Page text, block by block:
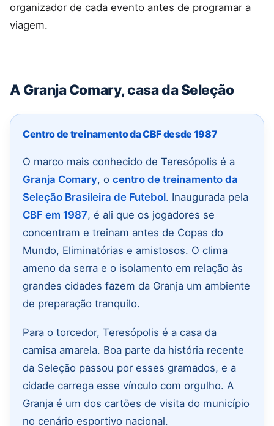
organizador de cada evento antes de programar a
viagem.
A Granja Comary, casa da Seleção
Centro de treinamento da CBF desde 1987
O marco mais conhecido de Teresópolis é a
Granja Comary, o centro de treinamento da
Seleção Brasileira de Futebol. Inaugurada pela
CBF em 1987, é ali que os jogadores se
concentram e treinam antes de Copas do
Mundo, Eliminatórias e amistosos. O clima
ameno da serra e o isolamento em relação às
grandes cidades fazem da Granja um ambiente
de preparação tranquilo.
Para o torcedor, Teresópolis é a casa da
camisa amarela. Boa parte da história recente
da Seleção passou por esses gramados, e a
cidade carrega esse vínculo com orgulho. A
Granja é um dos cartões de visita do município
no cenário esportivo nacional.